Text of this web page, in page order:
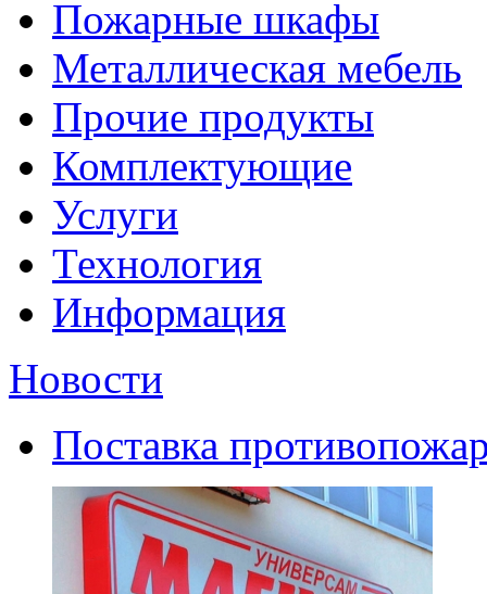
Пожарные шкафы
Металлическая мебель
Прочие продукты
Комплектующие
Услуги
Технология
Информация
Новости
Поставка